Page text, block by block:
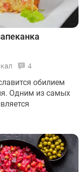
4
обилием
Одним из самых